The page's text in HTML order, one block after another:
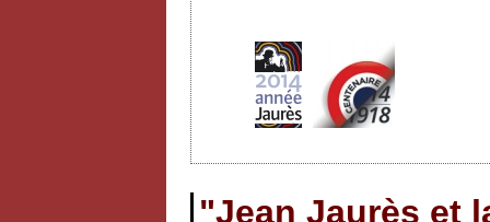
"Jean Jaurès et